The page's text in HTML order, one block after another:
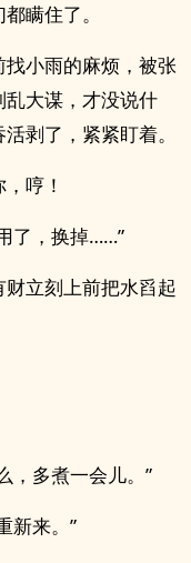
瞒住了。
小雨的麻烦，被张
大谋，才没说什
剥了，紧紧盯着。
哼！
了，换掉……”
立刻上前把水舀起
，多煮一会儿。”
新来。”